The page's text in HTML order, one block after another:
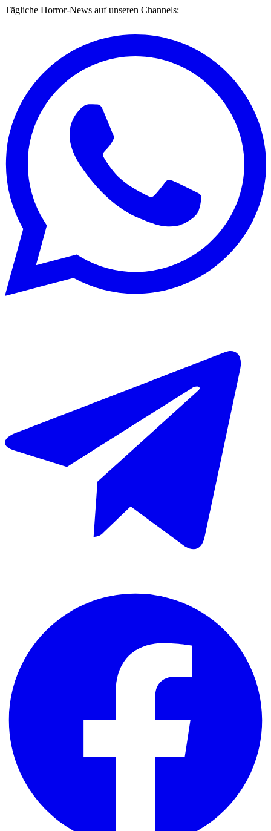
Tägliche Horror-News auf unseren Channels: